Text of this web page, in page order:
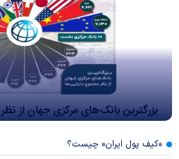
بزرگترین بانک‌های مرکزی جهان از
«کیف پول ایران» چیست؟